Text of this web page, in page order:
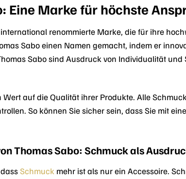
Eine Marke für höchste
renommierte Marke, die für ihre
Sabo einen Namen gemacht, indem er
Sabo sind Ausdruck von Individualität
Wert auf die Qualität ihrer Produkte. Alle
So können Sie sicher sein, dass Sie mit
Thomas Sabo: Schmuck als
Schmuck mehr ist als nur ein Accessoire.